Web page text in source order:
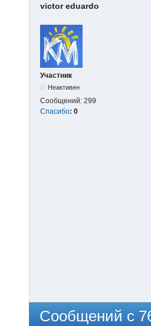
victor eduardo
Участник
Неактивен
Сообщений: 299
Спасибо: 0
Сообщений с